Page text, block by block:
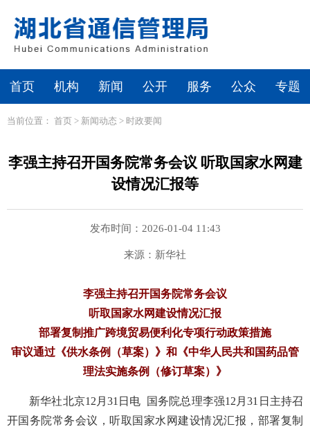
首页 机构 新闻 公开 服务 公众 专题
当前位置： 首页 > 新闻动态 > 时政要闻
李强主持召开国务院常务会议 听取国家水网建
设情况汇报等
发布时间：2026-01-04 11:43
来源：新华社
李强主持召开国务院常务会议
听取国家水网建设情况汇报
部署复制推广跨境贸易便利化专项行动政策措施
审议通过《供水条例（草案）》和《中华人民共和国药品管
理法实施条例（修订草案）》
新华社北京12月31日电 国务院总理李强12月31日主持召
开国务院常务会议，听取国家水网建设情况汇报，部署复制